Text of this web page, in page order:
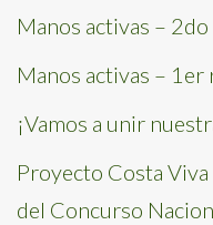
Manos activas –
Manos activas –
¡Vamos a unir
Proyecto Costa
del Concurso